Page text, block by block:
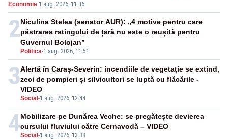
Economie·1 aug. 2026, 11:36
2
Politica-1 aug. 2026, 11:51
Niculina Stelea (senator AUR): „4 motive pentru care
păstrarea ratingului de țară nu este o reușită pentru
Guvernul Bolojan”
3
Social -1 aug. 2026, 12:44
Alertă în Caraș-Severin: incendiile de vegetație se extind,
zeci de pompieri și silvicultori se luptă cu flăcările -
VIDEO
4Social -1 aug. 2026, 13:38
Mobilizare pe Dunărea Veche: se pregătește devierea
cursului fluviului către Cernavodă – VIDEO